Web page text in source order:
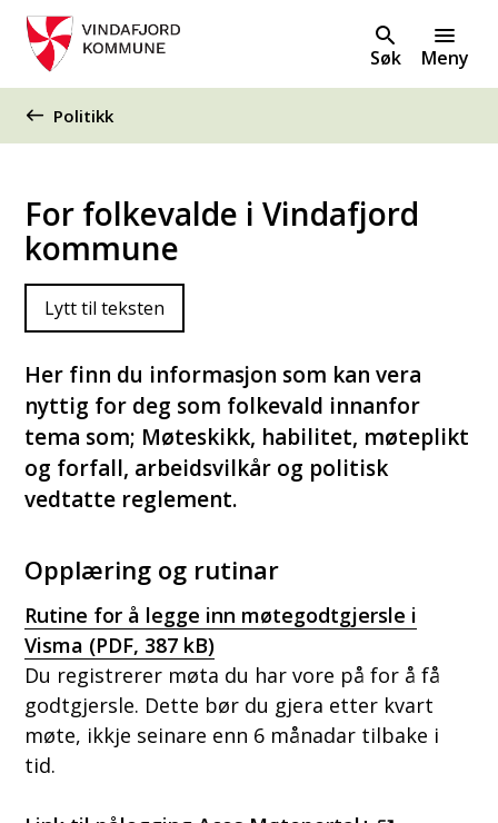
Søk Meny
Du er her:
Politikk
For folkevalde i Vindafjord
kommune
Lytt til teksten
Her finn du informasjon som kan vera
nyttig for deg som folkevald innanfor
tema som; Møteskikk, habilitet, møteplikt
og forfall, arbeidsvilkår og politisk
vedtatte reglement.
Opplæring og rutinar
Rutine for å legge inn møtegodtgjersle i
Visma (PDF, 387 kB)
Du registrerer møta du har vore på for å få
godtgjersle. Dette bør du gjera etter kvart
møte, ikkje seinare enn 6 månadar tilbake i
tid.